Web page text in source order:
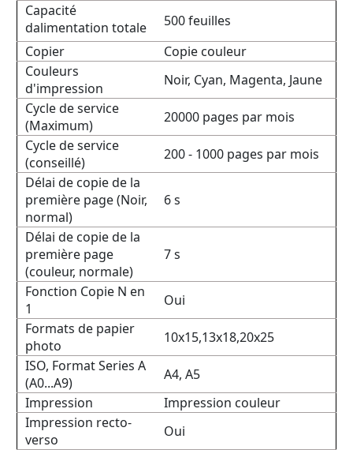
Capacité
dalimentation totale
500 feuilles
Copier
Copie couleur
Couleurs
d'impression
Noir, Cyan, Magenta, Jaune
Cycle de service
(Maximum)
20000 pages par mois
Cycle de service
(conseillé)
200 - 1000 pages par mois
Délai de copie de la
première page (Noir,
normal)
6 s
Délai de copie de la
première page
(couleur, normale)
7 s
Fonction Copie N en
1
Oui
Formats de papier
photo
10x15,13x18,20x25
ISO, Format Series A
(A0...A9)
A4, A5
Impression
Impression couleur
Impression recto-
verso
Oui